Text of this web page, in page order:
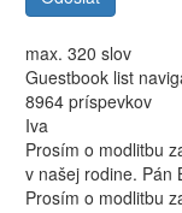
max. 320 slov
Guestbook list
8964 príspevkov
Iva
Prosím o modlitbu
v našej rodine. Pán
Prosím o modlitbu